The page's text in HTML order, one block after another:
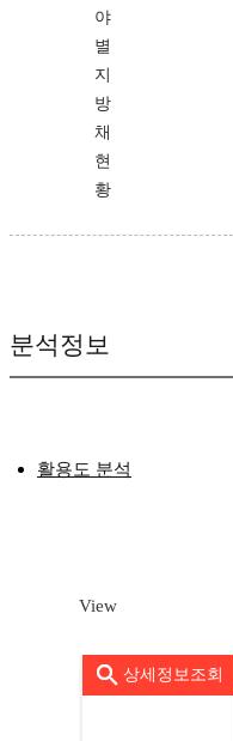
야
별
지
방
채
현
황
분석정보
활용도 분석
View
상세정보조회